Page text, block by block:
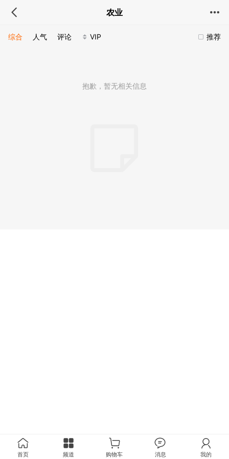
农业
推荐
综合 人气 评论 VIP
抱歉，暂无相关信息
首页 频道 购物车 消息 我的